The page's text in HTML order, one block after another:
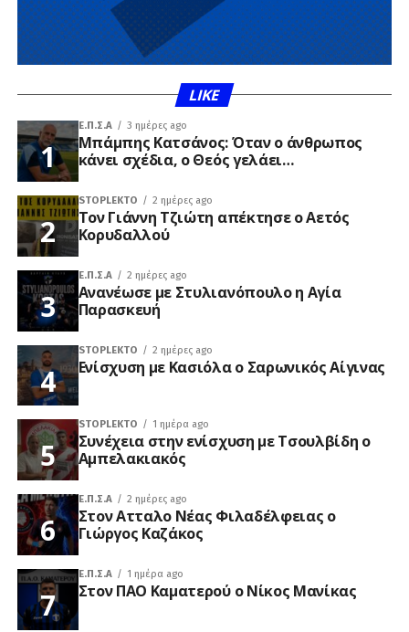
LIKE
Ε.Π.Σ.Α 3 ημέρες ago
Μπάμπης Κατσάνος: Όταν ο άνθρωπος
κάνει σχέδια, ο Θεός γελάει…
STOPLEKTO 2 ημέρες ago
Τον Γιάννη Τζιώτη απέκτησε ο Αετός
Κορυδαλλού
Ε.Π.Σ.Α 2 ημέρες ago
Ανανέωσε με Στυλιανόπουλο η Αγία
Παρασκευή
STOPLEKTO 2 ημέρες ago
Ενίσχυση με Κασιόλα ο Σαρωνικός Αίγινας
STOPLEKTO 1 ημέρα ago
Συνέχεια στην ενίσχυση με Τσουλβίδη ο
Αμπελακιακός
Ε.Π.Σ.Α 2 ημέρες ago
Στον Ατταλο Νέας Φιλαδέλφειας ο
Γιώργος Καζάκος
Ε.Π.Σ.Α 1 ημέρα ago
Στον ΠΑΟ Καματερού ο Νίκος Μανίκας